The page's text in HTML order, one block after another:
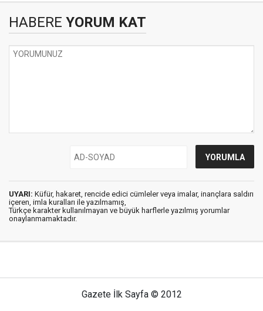
HABERE YORUM KAT
UYARI: Küfür, hakaret, rencide edici cümleler veya imalar, inançlara saldırı
içeren, imla kuralları ile yazılmamış,
Türkçe karakter kullanılmayan ve büyük harflerle yazılmış yorumlar
onaylanmamaktadır.
Gazete İlk Sayfa © 2012